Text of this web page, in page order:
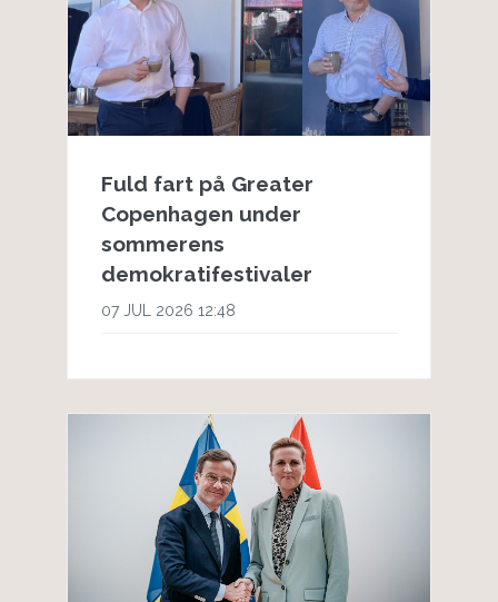
Fuld fart på Greater
Copenhagen under
sommerens
demokratifestivaler
07 JUL 2026 12:48